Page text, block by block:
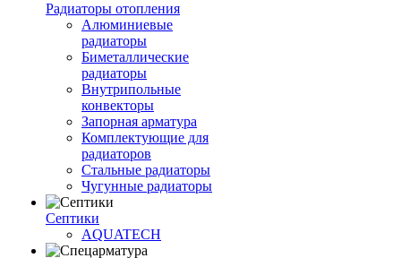
Радиаторы отопления
Алюминиевые
радиаторы
Биметаллические
радиаторы
Внутрипольные
конвекторы
Запорная арматура
Комплектующие для
радиаторов
Стальные радиаторы
Чугунные радиаторы
Септики
AQUATECH